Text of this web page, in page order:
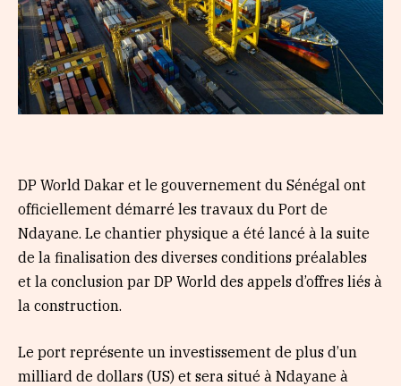
DP World Dakar et le gouvernement du Sénégal ont
officiellement démarré les travaux du Port de
Ndayane. Le chantier physique a été lancé à la suite
de la finalisation des diverses conditions préalables
et la conclusion par DP World des appels d’offres liés à
la construction.
Le port représente un investissement de plus d’un
milliard de dollars (US) et sera situé à Ndayane à